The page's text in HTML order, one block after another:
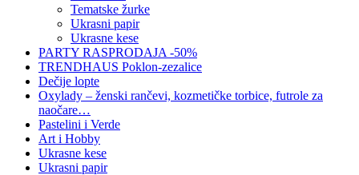
Tematske žurke
Ukrasni papir
Ukrasne kese
PARTY RASPRODAJA -50%
TRENDHAUS Poklon-zezalice
Dečije lopte
Oxylady – ženski rančevi, kozmetičke torbice, futrole za
naočare…
Pastelini i Verde
Art i Hobby
Ukrasne kese
Ukrasni papir